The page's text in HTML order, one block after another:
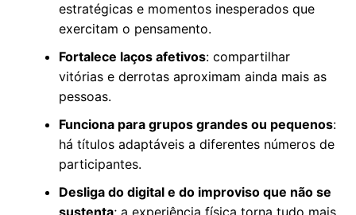
estratégicas e momentos inesperados que
exercitam o pensamento.
Fortalece laços afetivos: compartilhar
vitórias e derrotas aproximam ainda mais as
pessoas.
Funciona para grupos grandes ou pequenos:
há títulos adaptáveis a diferentes números de
participantes.
Desliga do digital e do improviso que não se